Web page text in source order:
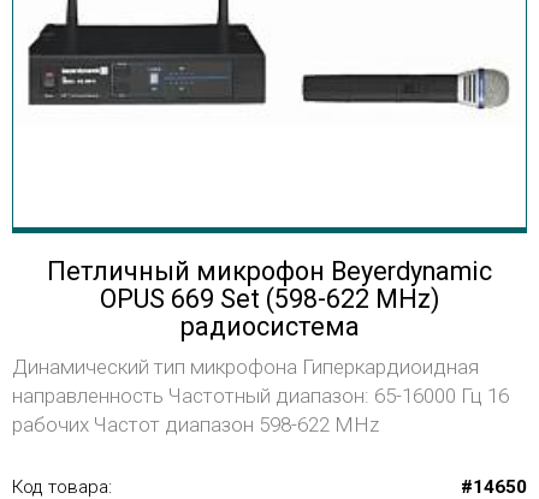
Петличный микрофон Beyerdynamic
OPUS 669 Set (598-622 MHz)
радиосистема
Динамический тип микрофона Гиперкардиоидная
направленность Частотный диапазон: 65-16000 Гц 16
рабочих Частот диапазон 598-622 MHz
Код товара: #14650